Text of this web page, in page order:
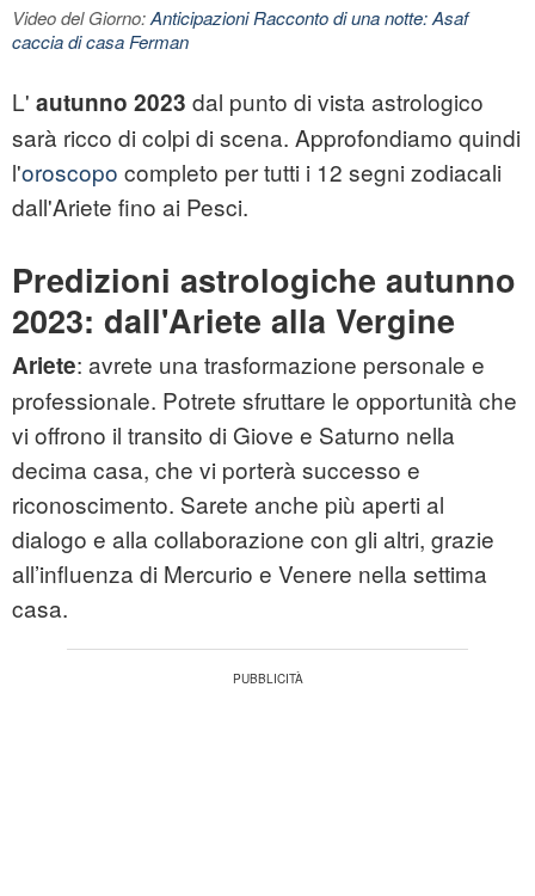
Video del Giorno:Anticipazioni Racconto di una notte: Asaf
caccia di casa Ferman
L' autunno 2023 dal punto di vista astrologico
sarà ricco di colpi di scena. Approfondiamo quindi
l'oroscopo completo per tutti i 12 segni zodiacali
dall'Ariete fino ai Pesci.
Predizioni astrologiche autunno
2023: dall'Ariete alla Vergine
Ariete: avrete una trasformazione personale e
professionale. Potrete sfruttare le opportunità che
vi offrono il transito di Giove e Saturno nella
decima casa, che vi porterà successo e
riconoscimento. Sarete anche più aperti al
dialogo e alla collaborazione con gli altri, grazie
all’influenza di Mercurio e Venere nella settima
casa.